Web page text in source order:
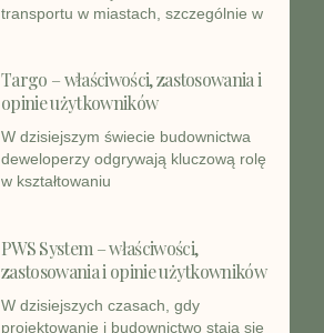
transportu w miastach, szczególnie w
Targo – właściwości, zastosowania i
opinie użytkowników
W dzisiejszym świecie budownictwa
deweloperzy odgrywają kluczową rolę
w kształtowaniu
PWS System – właściwości,
zastosowania i opinie użytkowników
W dzisiejszych czasach, gdy
projektowanie i budownictwo stają się